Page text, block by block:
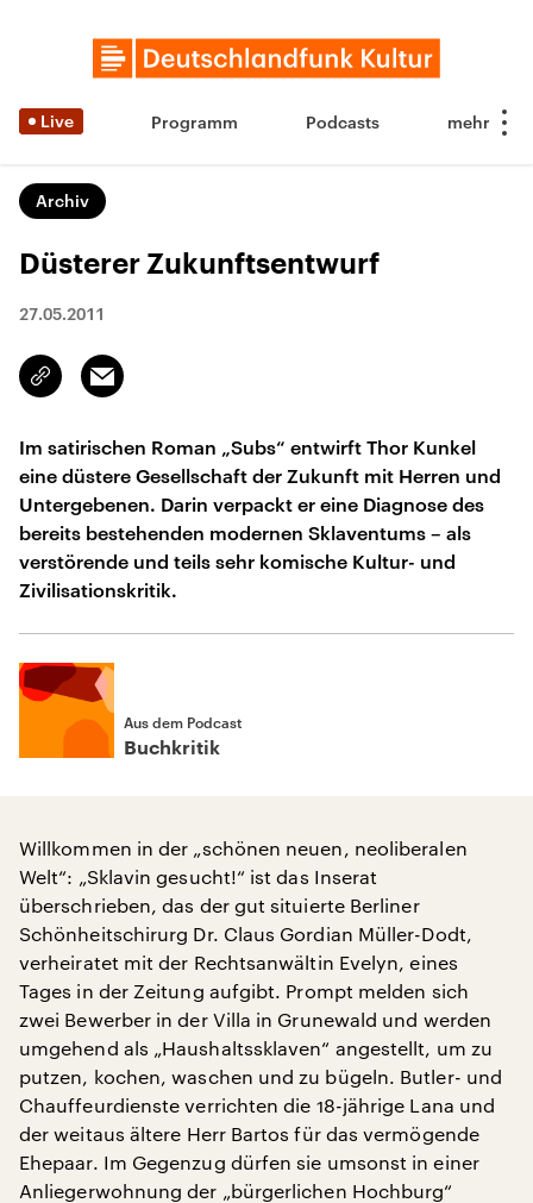
Live Programm Podcasts
Archiv
Düsterer Zukunftsentwurf
27.05.2011
Link
kopieren/teilen
Email
Im satirischen Roman „Subs“ entwirft Thor Kunkel
eine düstere Gesellschaft der Zukunft mit Herren und
Untergebenen. Darin verpackt er eine Diagnose des
bereits bestehenden modernen Sklaventums – als
verstörende und teils sehr komische Kultur- und
Zivilisationskritik.
Aus dem Podcast
Buchkritik
Willkommen in der „schönen neuen, neoliberalen
Welt“: „Sklavin gesucht!“ ist das Inserat
überschrieben, das der gut situierte Berliner
Schönheitschirurg Dr. Claus Gordian Müller-Dodt,
verheiratet mit der Rechtsanwältin Evelyn, eines
Tages in der Zeitung aufgibt. Prompt melden sich
zwei Bewerber in der Villa in Grunewald und werden
umgehend als „Haushaltssklaven“ angestellt, um zu
putzen, kochen, waschen und zu bügeln. Butler- und
Chauffeurdienste verrichten die 18-jährige Lana und
der weitaus ältere Herr Bartos für das vermögende
Ehepaar. Im Gegenzug dürfen sie umsonst in einer
Anliegerwohnung der „bürgerlichen Hochburg“